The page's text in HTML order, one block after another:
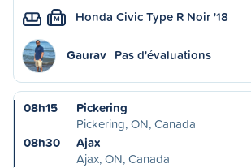
M Honda Civic Type R Noir '18
Gaurav Pas d'évaluations
08h15
Pickering
Pickering, ON, Canada
08h30
Ajax
Ajax, ON, Canada